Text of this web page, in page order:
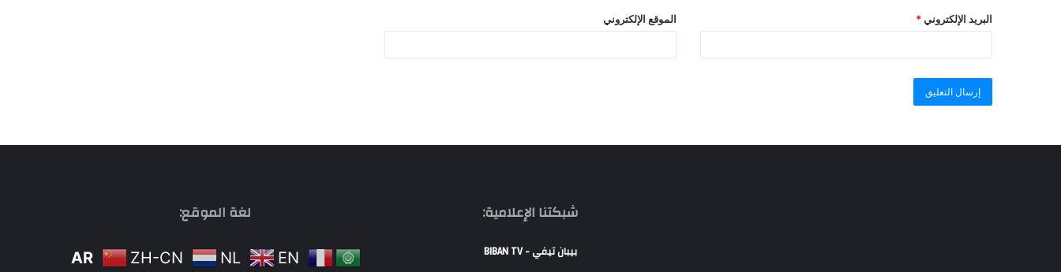
البريد الإلكتروني * الموقع الإلكتروني
شبكتنا الإعلامية:
بيبان تيفي - BIBAN TV
لغة الموقع:
AR ZH-CN NL
EN